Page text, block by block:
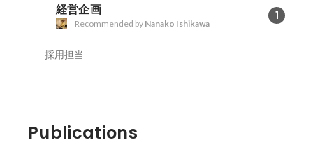
経営企画 1
Recommended by Nanako Ishikawa
採用担当
Publications